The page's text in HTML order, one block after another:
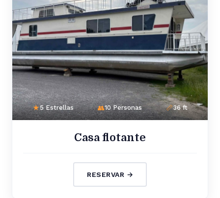
5 Estrellas 10 Personas 36 ft
Casa flotante
RESERVAR →